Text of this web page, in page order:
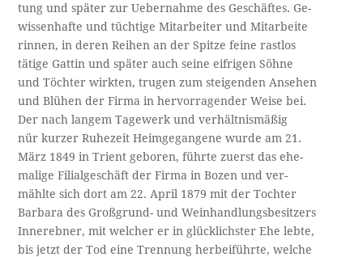
tung und später zur Uebernahme des Geschäftes. Ge­-
wissenhafte und tüchtige Mitarbeiter und Mitarbeite­
rinnen, in deren Reihen an der Spitze feine rastlos
tätige Gattin und später auch seine eifrigen Söhne
und Töchter wirkten, trugen zum steigenden Ansehen
und Blühen der Firma in hervorragender Weise bei.
Der nach langem Tagewerk und verhältnismäßig
nür kurzer Ruhezeit Heimgegangene wurde am 21.
März 1849 in Trient geboren, führte zuerst das ehe­-
malige Filialgeschäft der Firma in Bozen und ver­-
mählte sich dort am 22. April 1879 mit der Tochter
Barbara des Großgrund- und Weinhandlungsbesitzers
Innerebner, mit welcher er in glücklichster Ehe lebte,
bis jetzt der Tod eine Trennung herbeiführte, welche